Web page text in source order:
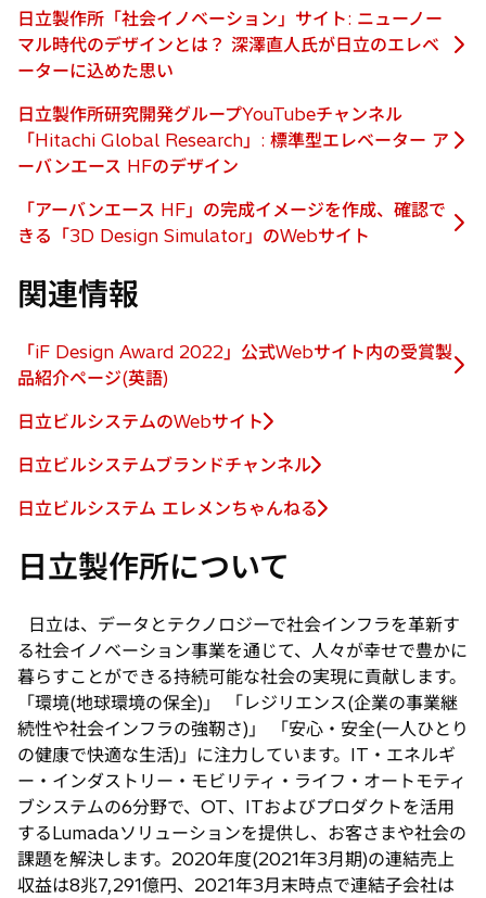
で
開
タ
ブ
で
く
し
い
タ
で
開
く
日立製作所「社会イノベーション」サイト: ニューノー
マル時代のデザインとは？ 深澤直人氏が日立のエレベ
ーターに込めた思い
新
い
タ
ブ
開
く
日立製作所研究開発グループYouTubeチャンネル
「Hitachi Global Research」: 標準型エレベーター ア
ーバンエース HFのデザイン
い
タ
で
開
「アーバンエース HF」の完成イメージを作成、確認で
きる「3D Design Simulator」のWebサイト
新
い
タ
ブ
開
く
関連情報
「iF Design Award 2022」公式Webサイト内の受賞製
品紹介ページ(英語)
新
い
タ
ブ
で
く
日立ビルシステムのWebサイト
新
し
タ
で
く
日立ビルシステムブランドチャンネル
新
し
タ
ブ
開
く
日立ビルシステム エレメンちゃんねる
新
い
ブ
で
開
く
日立製作所について
日立は、データとテクノロジーで社会インフラを革新す
る社会イノベーション事業を通じて、人々が幸せで豊かに
暮らすことができる持続可能な社会の実現に貢献します。
「環境(地球環境の保全)」 「レジリエンス(企業の事業継
続性や社会インフラの強靭さ)」 「安心・安全(一人ひとり
の健康で快適な生活)」に注力しています。IT・エネルギ
ー・インダストリー・モビリティ・ライフ・オートモティ
ブシステムの6分野で、OT、ITおよびプロダクトを活用
するLumadaソリューションを提供し、お客さまや社会の
課題を解決します。2020年度(2021年3月期)の連結売上
収益は8兆7,291億円、2021年3月末時点で連結子会社は